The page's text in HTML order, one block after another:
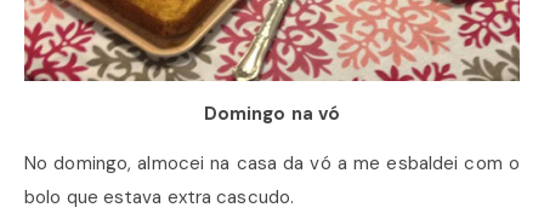
Domingo na vó
No domingo, almocei na casa da vó a me esbaldei com o
bolo que estava extra cascudo.